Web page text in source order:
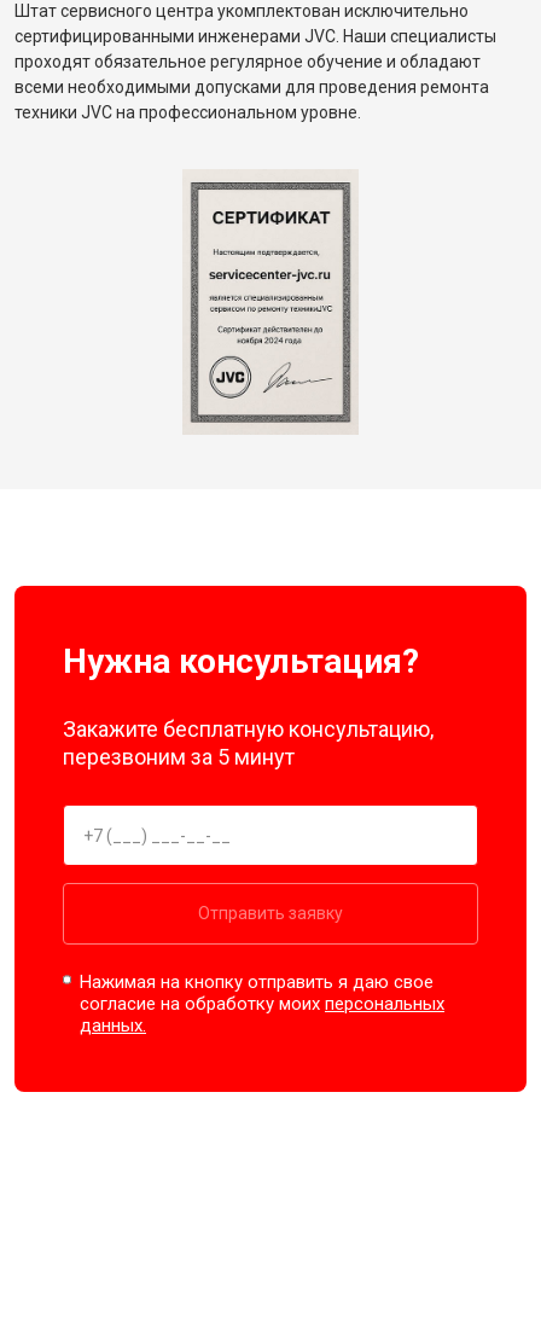
Штат сервисного центра укомплектован исключительно
сертифицированными инженерами JVC. Наши специалисты
проходят обязательное регулярное обучение и обладают
всеми необходимыми допусками для проведения ремонта
техники JVC на профессиональном уровне.
Нужна консультация?
Закажите бесплатную консультацию,
перезвоним за 5 минут
Отправить заявку
Нажимая на кнопку отправить я даю свое
согласие на обработку моихперсональных
данных.